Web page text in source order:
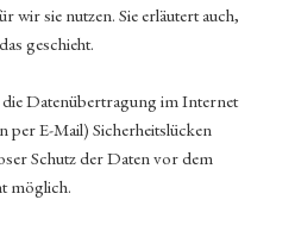
wir sie nutzen. Sie erläutert auch,
geschieht.
Datenübertragung im Internet
per E-Mail) Sicherheitslücken
Schutz der Daten vor dem
möglich.